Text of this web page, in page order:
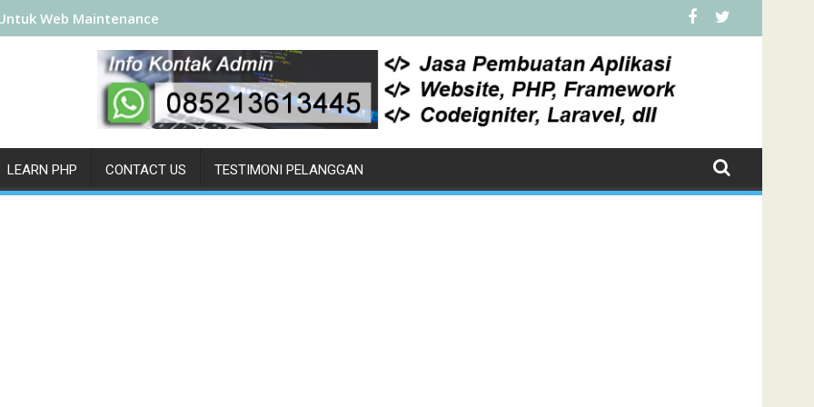
Web Maintenance
LEARN PHP CONTACT US TESTIMONI PELANGGAN